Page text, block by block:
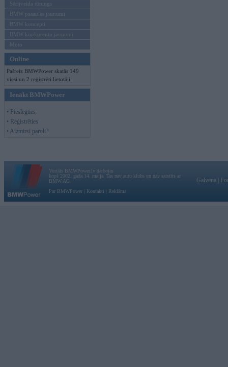
Sērijveida tūnings
BMW pasaules jaunumi
BMW koncepti
BMW konkurentu jaunumi
Moto
Online
Pašreiz BMWPower skatās 149
viesi un 2 reģistrēti lietotāji.
Ienākt BMWPower
• Pieslēgties
• Reģistrēties
• Aizmirsi paroli?
Vortāls BMWPower.lv darbojas
kopš 2002. gada 14. maija. Tas nav auto klubs un nav saistīts ar
BMW AG.
Par BMWPower
Kontakti Reklāma
Galvena